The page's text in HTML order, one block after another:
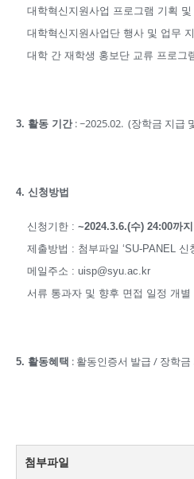
대학혁신지원사업 프로그램 기획 및
대학혁신지원사업단 행사 및 업무
대학 간 재학생 홍보단 교류 프로그
3. 활동 기간: ~2025.02. (장학금 지급
4. 신청방법
신청기한 :~2024.3.6.(수) 24:00까지
제출방법 : 첨부파일 ‘SU-PANEL 신
메일주소 : uisp@syu.ac.kr
서류 통과자 및 향후 면접 일정 개별
5. 활동혜택 : 활동인증서 발급 / 장학
첨부파일